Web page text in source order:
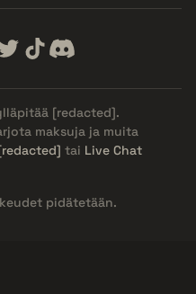
[redacted].
maksuja ja muita
tai Live Chat
pidätetään.